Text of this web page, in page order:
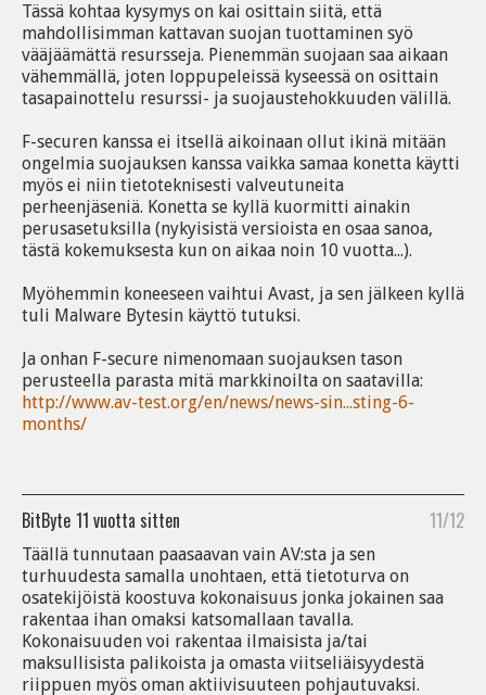
Tässä kohtaa kysymys on kai osittain siitä, että
mahdollisimman kattavan suojan tuottaminen syö
vääjäämättä resursseja. Pienemmän suojaan saa aikaan
vähemmällä, joten loppupeleissä kyseessä on osittain
tasapainottelu resurssi- ja suojaustehokkuuden välillä.
F-securen kanssa ei itsellä aikoinaan ollut ikinä mitään
ongelmia suojauksen kanssa vaikka samaa konetta käytti
myös ei niin tietoteknisesti valveutuneita
perheenjäseniä. Konetta se kyllä kuormitti ainakin
perusasetuksilla (nykyisistä versioista en osaa sanoa,
tästä kokemuksesta kun on aikaa noin 10 vuotta...).
Myöhemmin koneeseen vaihtui Avast, ja sen jälkeen kyllä
tuli Malware Bytesin käyttö tutuksi.
Ja onhan F-secure nimenomaan suojauksen tason
perusteella parasta mitä markkinoilta on saatavilla:
http://www.av-test.org/en/news/news-sin...sting-6-
months/
BitByte 11 vuotta sitten 11/12
Täällä tunnutaan paasaavan vain AV:sta ja sen
turhuudesta samalla unohtaen, että tietoturva on
osatekijöistä koostuva kokonaisuus jonka jokainen saa
rakentaa ihan omaksi katsomallaan tavalla.
Kokonaisuuden voi rakentaa ilmaisista ja/tai
maksullisista palikoista ja omasta viitseliäisyydestä
riippuen myös oman aktiivisuuteen pohjautuvaksi.